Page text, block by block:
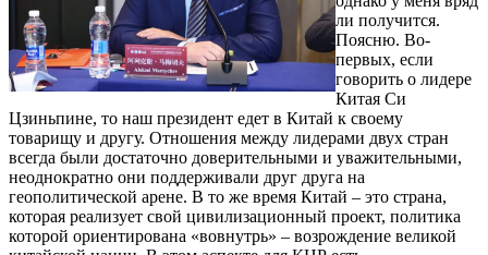
ли получится.
Поясню. Во-
первых, если
говорить о лидере
Китая Си
Цзиньпине, то наш президент едет в Китай к своему
товарищу и другу. Отношения между лидерами двух стран
всегда были достаточно доверительными и уважительными,
неоднократно они поддерживали друг друга на
геополитической арене. В то же время Китай – это страна,
которая реализует свой цивилизационный проект, политика
которой ориентирована «вовнутрь» – возрождение великой